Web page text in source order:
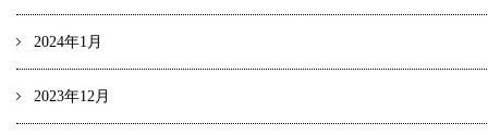
2024年1月
2023年12月